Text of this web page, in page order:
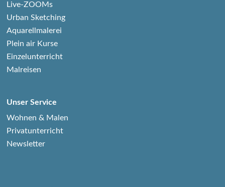
Live-ZOOMs
Urban Sketching
Aquarellmalerei
Plein air Kurse
Einzelunterricht
Malreisen
Unser Service
Wohnen & Malen
Privatunterricht
Newsletter